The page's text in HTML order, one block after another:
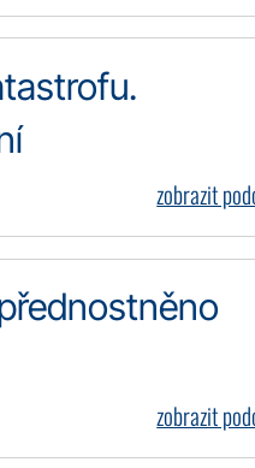
zobrazit
zobrazit